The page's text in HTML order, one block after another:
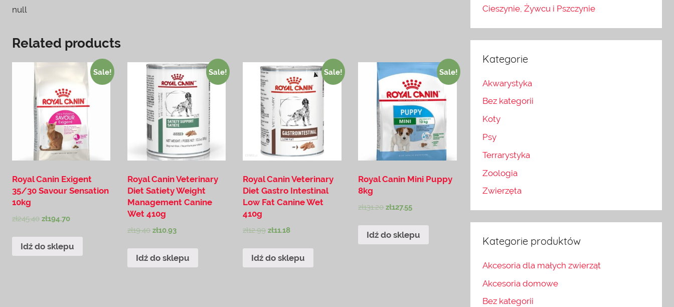
null
Related products
Sale!
Royal Canin Exigent
35/30 Savour Sensation
10kg
zł245.40 zł194.70
Idź do sklepu
Sale!
Royal Canin Veterinary
Diet Satiety Weight
Management Canine
Wet 410g
zł19.40 zł10.93
Idź do sklepu
Sale!
Royal Canin Veterinary
Diet Gastro Intestinal
Low Fat Canine Wet
410g
zł12.99 zł11.18
Idź do sklepu
Sale!
Royal Canin Mini Puppy
8kg
zł131.20 zł127.55
Idź do sklepu
Cieszynie, Żywcu i Pszczynie
Kategorie
Akwarystyka
Bez kategorii
Koty
Psy
Terrarystyka
Zoologia
Zwierzęta
Kategorie produktów
Akcesoria dla małych zwierząt
Akcesoria domowe
Bez kategorii